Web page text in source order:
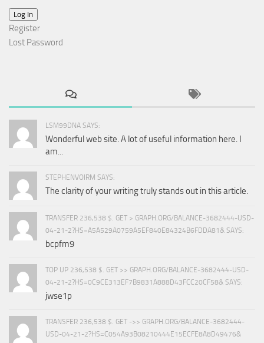
Log In
Register
Lost Password
LSM99DNA SAYS:
Wonderful web site. A lot of useful information here. I
am...
STEPHENVOIRM SAYS:
The clarity of your writing truly stands out in this article.
TRANSFER 236,538 $. GET > GRAPH.ORG/BALANCE-3682444-USD-
04-21-2?HS=A5A529A0759A5EF840E84324B6FDDA81& SAYS:
bcpfm9
TOP UP 236,538 $. GET >> GRAPH.ORG/BALANCE-3682444-USD-
04-21-2?HS=0C9CE313EF7B9831A888D43FCC20CF58& SAYS:
jwse1p
TRANSFER 236,538 $. GET ->> GRAPH.ORG/BALANCE-3682444-
USD-04-21-2?HS=C054A93B08210444E15ECFE8A8D49476&